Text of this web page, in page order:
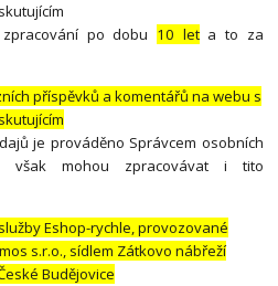
po dobu 10 leta to za
příspěvků a komentářů na webu s
je prováděno Správcem osobních
však mohou zpracovávat i tito
Eshop-rychle, provozované
s.r.o., sídlem Zátkovo nábřeží
Budějovice